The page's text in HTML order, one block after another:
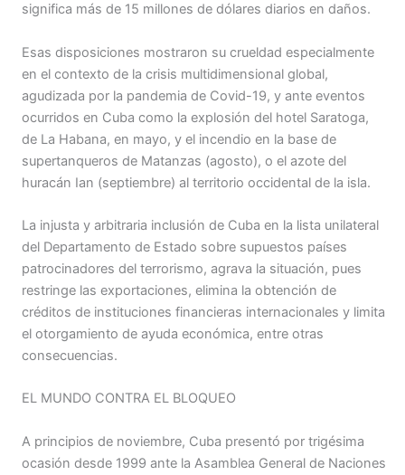
significa más de 15 millones de dólares diarios en daños.
Esas disposiciones mostraron su crueldad especialmente
en el contexto de la crisis multidimensional global,
agudizada por la pandemia de Covid-19, y ante eventos
ocurridos en Cuba como la explosión del hotel Saratoga,
de La Habana, en mayo, y el incendio en la base de
supertanqueros de Matanzas (agosto), o el azote del
huracán Ian (septiembre) al territorio occidental de la isla.
La injusta y arbitraria inclusión de Cuba en la lista unilateral
del Departamento de Estado sobre supuestos países
patrocinadores del terrorismo, agrava la situación, pues
restringe las exportaciones, elimina la obtención de
créditos de instituciones financieras internacionales y limita
el otorgamiento de ayuda económica, entre otras
consecuencias.
EL MUNDO CONTRA EL BLOQUEO
A principios de noviembre, Cuba presentó por trigésima
ocasión desde 1999 ante la Asamblea General de Naciones